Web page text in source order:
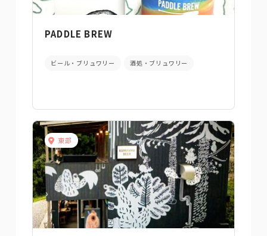
PADDLE BREW
ビール・ブリュワリー 酒処・ブリュワリー
東部